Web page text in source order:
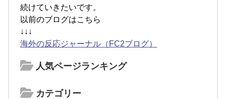
続けていきたいです。
以前のブログはこちら
↓↓↓
海外の反応ジャーナル（FC2ブログ）
人気ページランキング
カテゴリー